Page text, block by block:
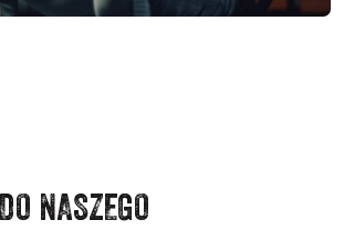
NASZEGO